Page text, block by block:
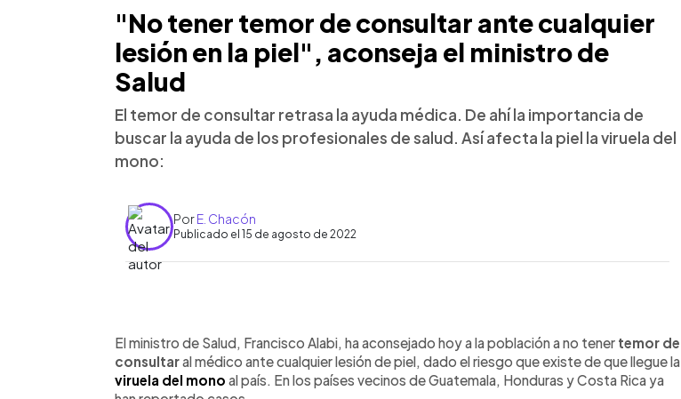
"No tener temor de consultar ante cualquier
lesión en la piel", aconseja el ministro de
Salud
El temor de consultar retrasa la ayuda médica. De ahí la importancia de
buscar la ayuda de los profesionales de salud. Así afecta la piel la viruela del
mono:
PorE. Chacón
Publicado el 15 de agosto de 2022
Escuchar artículo
El ministro de Salud, Francisco Alabi, ha aconsejado hoy a la población a no tener temor de
consultaral médico ante cualquier lesión de piel, dado el riesgo que existe de que llegue la
viruela del mono al país. En los países vecinos de Guatemala, Honduras y Costa Rica ya